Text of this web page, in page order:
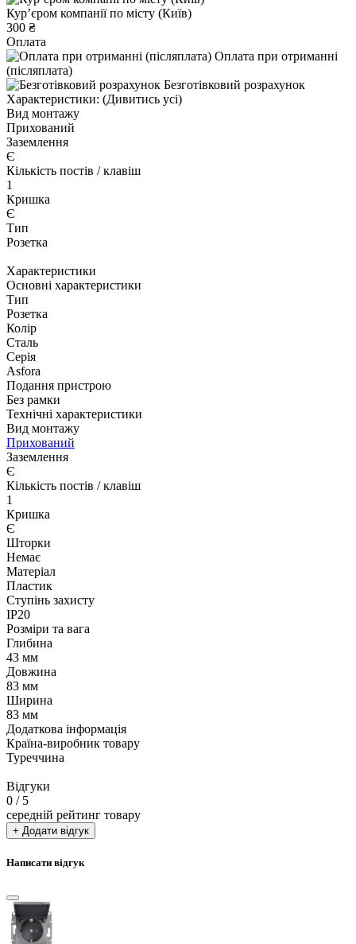
Курʼєром компанії по місту (Київ)
300 ₴
Оплата
Оплата при отриманні
(післяплата)
Безготівковий розрахунок
Характеристики: (Дивитись усі)
Вид монтажу
Прихований
Заземлення
Є
Кількість постів / клавіш
1
Кришка
Є
Тип
Розетка
Характеристики
Основні характеристики
Тип
Розетка
Колір
Сталь
Серія
Asfora
Подання пристрою
Без рамки
Технічні характеристики
Вид монтажу
Прихований
Заземлення
Є
Кількість постів / клавіш
1
Кришка
Є
Шторки
Немає
Матеріал
Пластик
Ступінь захисту
IP20
Розміри та вага
Глибина
43 мм
Довжина
83 мм
Ширина
83 мм
Додаткова інформація
Країна-виробник товару
Туреччина
Відгуки
0 / 5
середній рейтинг товару
+ Додати відгук
Написати відгук